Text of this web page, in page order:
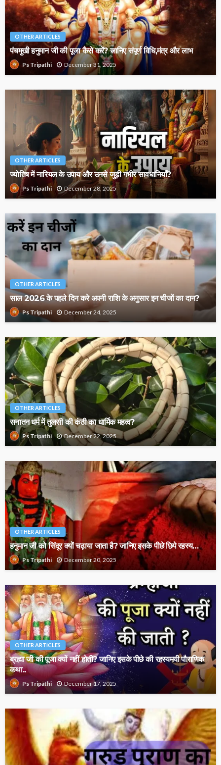
OTHER ARTICLES
पंचमुखी हनुमान जी की पूजा कैसे करें? जानिए संपूर्ण विधि,मंत्र और लाभ
Ps Tripathi December 31, 2025
OTHER ARTICLES
ज्योतिष में नारियल के उपाय और उनसे जुड़ी गंभीर सावधानियाँ?
Ps Tripathi December 28, 2025
OTHER ARTICLES
साल 2026 के पहले दिन करे अपनी राशि के अनुसार इन चीजों का दान?
Ps Tripathi December 24, 2025
OTHER ARTICLES
सनातन धर्म में तुलसी की कंठी का धार्मिक महत्व?
Ps Tripathi December 22, 2025
OTHER ARTICLES
हनुमान जी को सिंदूर क्यों चढ़ाया जाता है? जानिए इसके पीछे छिपे रहस्य…
Ps Tripathi December 20, 2025
OTHER ARTICLES
ब्रह्मा जी की पूजा क्यों नहीं होती? जानिए इसके पीछे की रहस्यमयी पौराणिक
कथा..
Ps Tripathi December 17, 2025